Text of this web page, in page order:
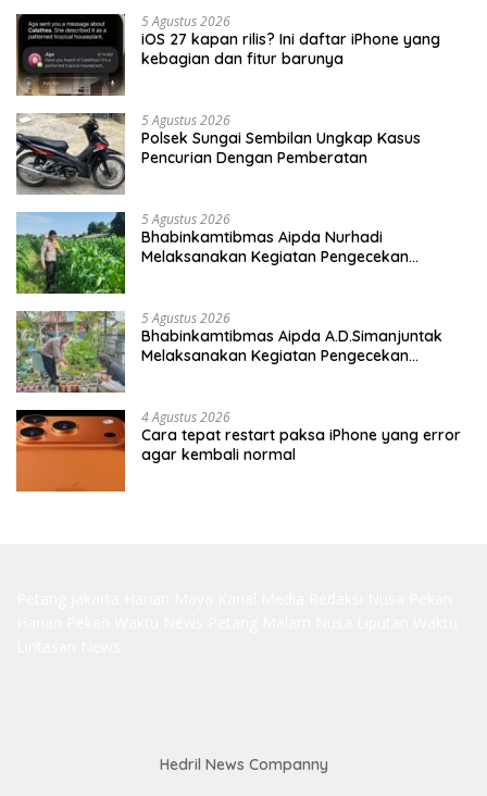
5 Agustus 2026
iOS 27 kapan rilis? Ini daftar iPhone yang
kebagian dan fitur barunya
5 Agustus 2026
Polsek Sungai Sembilan Ungkap Kasus
Pencurian Dengan Pemberatan
5 Agustus 2026
Bhabinkamtibmas Aipda Nurhadi
Melaksanakan Kegiatan Pengecekan
5 Agustus 2026
Bhabinkamtibmas Aipda A.D.Simanjuntak
Melaksanakan Kegiatan Pengecekan
4 Agustus 2026
Cara tepat restart paksa iPhone yang error
agar kembali normal
Hedril News Companny